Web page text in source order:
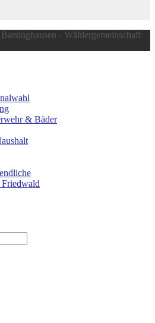
- Wählergemeinschaft
& Bäder